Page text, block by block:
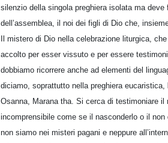
silenzio della singola preghiera isolata ma
dell’assemblea, il noi dei figli di Dio che,
Il mistero di Dio nella celebrazione liturgica,
accolto per esser vissuto e per essere
dobbiamo ricorrere anche ad elementi del
diciamo, soprattutto nella preghiera
Osanna, Marana tha. Si cerca di testimoniare il
incomprensibile come se il nasconderlo o il
non siamo nei misteri pagani e neppure